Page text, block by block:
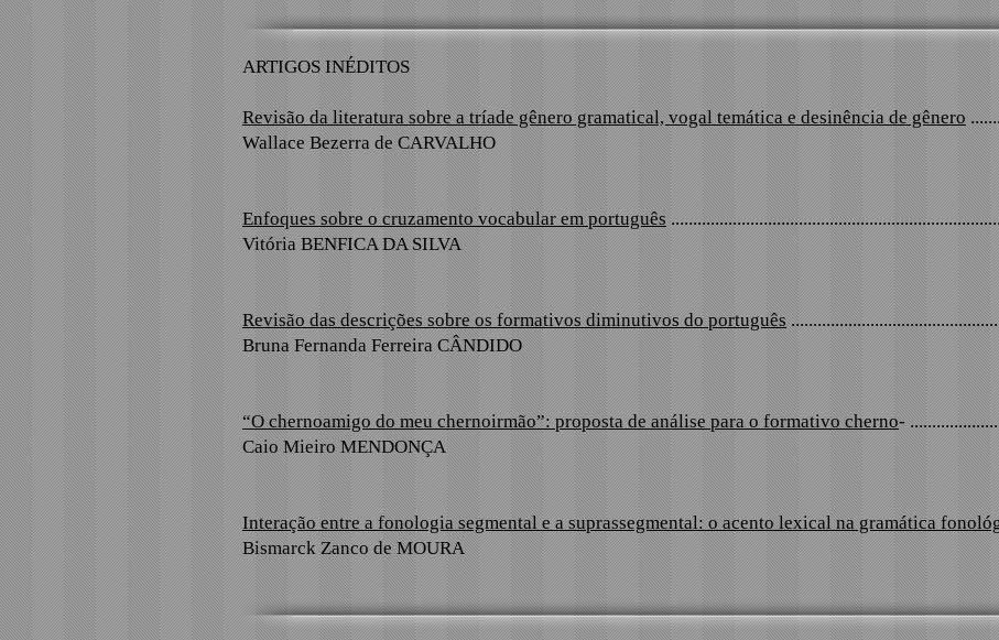
ARTIGOS INÉDITOS
Revisão da literatura sobre a tríade gênero gramatical, vogal temática e desinência de gênero
Wallace Bezerra de CARVALHO ​
Enfoques sobre o cruzamento vocabular em português
Vitória BENFICA DA SILVA
Revisão das descrições sobre os formativos diminutivos do português
Bruna Fernanda Ferreira CÂNDIDO
“O chernoamigo do meu chernoirmão”: proposta de análise para o formativo cherno-
Caio Mieiro MENDONÇA
Interação entre a fonologia segmental e a suprassegmental: o acento lexical na gramática
Bismarck Zanco de MOURA